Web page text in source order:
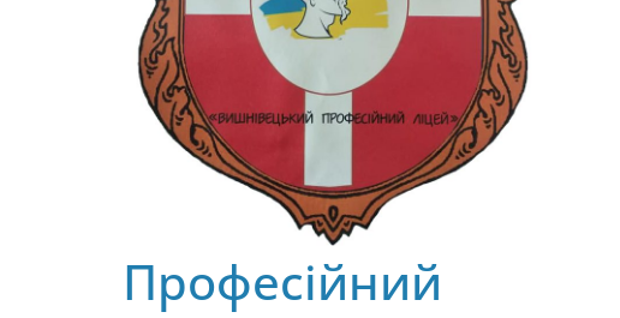
Професійний